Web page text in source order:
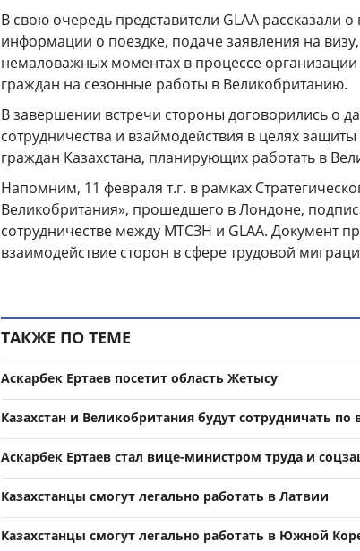
В свою очередь представители GLAA рассказали
информации о поездке, подаче заявления на
немаловажных моментах в процессе организации
граждан на сезонные работы в Великобританию.
В завершении встречи стороны договорились о
сотрудничества и взаймодействия в целях
граждан Казахстана, планирующих работать в
Напомним, 11 февраля т.г. в рамках
Великобритания», прошедшего в Лондоне,
сотрудничестве между МТСЗН и GLAA. Документ
взаимодействие сторон в сфере трудовой
ТАКЖЕ ПО ТЕМЕ
Аскарбек Ертаев посетит область Жетысу
Казахстан и Великобритания будут сотрудничать
Аскарбек Ертаев стал вице-министром труда и
Казахстанцы смогут легально работать в Латвии
Казахстанцы смогут легально работать в Южной